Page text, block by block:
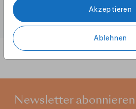
Akzeptieren
Ablehnen
Newsletter